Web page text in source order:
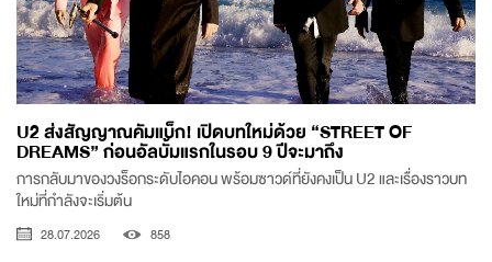
U2 ส่งสัญญาณคัมแบ็ก! เปิดบทใหม่ด้วย “STREET OF
DREAMS” ก่อนอัลบั้มแรกในรอบ 9 ปีจะมาถึง
การกลับมาของวงร็อกระดับไอคอน พร้อมซาวด์ที่ยังคงเป็น U2 และเรื่องราวบท
ใหม่ที่กำลังจะเริ่มต้น
28.07.2026 858